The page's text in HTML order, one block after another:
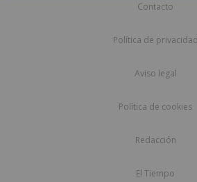
Contacto
Política de privacidad
Aviso legal
Política de cookies
Redacción
El Tiempo